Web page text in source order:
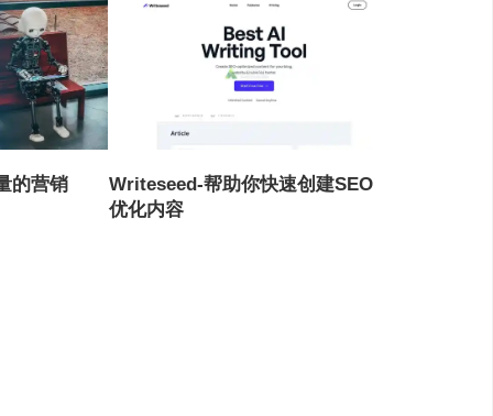
的营销
Writeseed-帮助你快速创建SEO
优化内容